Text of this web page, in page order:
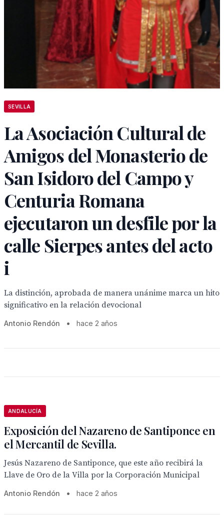
SEVILLA
La Asociación Cultural de
Amigos del Monasterio de
San Isidoro del Campo y
Centuria Romana
ejecutaron un desfile por la
calle Sierpes antes del acto
i
La distinción, aprobada de manera unánime marca un hito
significativo en la relación devocional
Antonio Rendón • hace 2 años
ANDALUCÍA
Exposición del Nazareno de Santiponce en
el Mercantil de Sevilla.
Jesús Nazareno de Santiponce, que este año recibirá la
Llave de Oro de la Villa por la Corporación Municipal
Antonio Rendón • hace 2 años